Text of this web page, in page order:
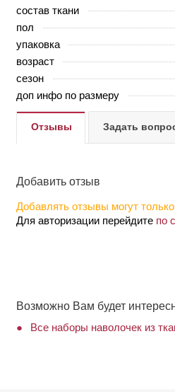
состав ткани
пол
упаковка
возраст
сезон
доп инфо по размеру
Отзывы Задать
Добавить отзыв
Добавлять отзывы могут
Для авторизации перейдите по
Возможно Вам будет
Все наборы наволочек из